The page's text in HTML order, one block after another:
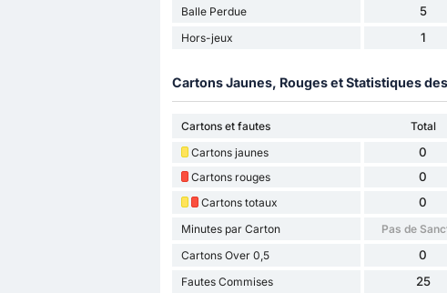
Balle Perdue 5
Hors-jeux 1
Cartons Jaunes, Rouges et Statistiques
Cartons et fautes Total
Cartons jaunes
0
Cartons rouges 0
Cartons totaux 0
Minutes par Carton Pas de
Cartons Over 0,5 0
Fautes Commises 25